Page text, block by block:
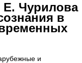
Е. Чурилова
в
и